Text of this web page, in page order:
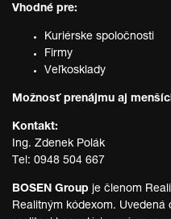
Vhodné pre:
Kuriérske spoločnosti
Firmy
Veľkosklady
Možnosť prenájmu aj
Kontakt:
Ing. Zdenek Polák
Tel: 0948 504 667
BOSEN Group je členom
Realitným kódexom.